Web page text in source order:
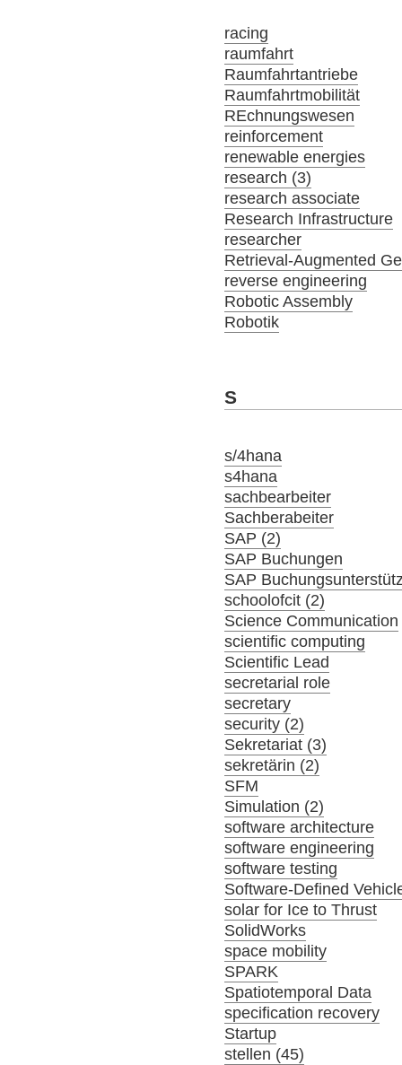
racing
raumfahrt
Raumfahrtantriebe
Raumfahrtmobilität
REchnungswesen
reinforcement
renewable energies
research (3)
research associate
Research Infrastructure
researcher
Retrieval-Augmented
reverse engineering
Robotic Assembly
Robotik
S
s/4hana
s4hana
sachbearbeiter
Sachberabeiter
SAP (2)
SAP Buchungen
SAP
schoolofcit (2)
Science Communication
scientific computing
Scientific Lead
secretarial role
secretary
security (2)
Sekretariat (3)
sekretärin (2)
SFM
Simulation (2)
software architecture
software engineering
software testing
Software-Defined
solar for Ice to Thrust
SolidWorks
space mobility
SPARK
Spatiotemporal Data
specification recovery
Startup
stellen (45)